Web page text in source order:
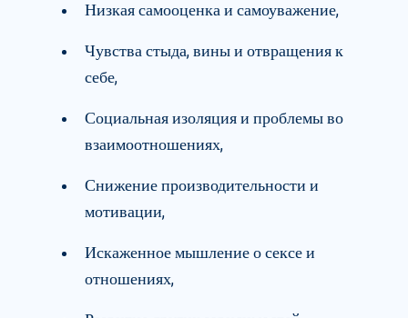
Низкая самооценка и самоуважение,
Чувства стыда, вины и отвращения к
себе,
Социальная изоляция и проблемы во
взаимоотношениях,
Снижение производительности и
мотивации,
Искаженное мышление о сексе и
отношениях,